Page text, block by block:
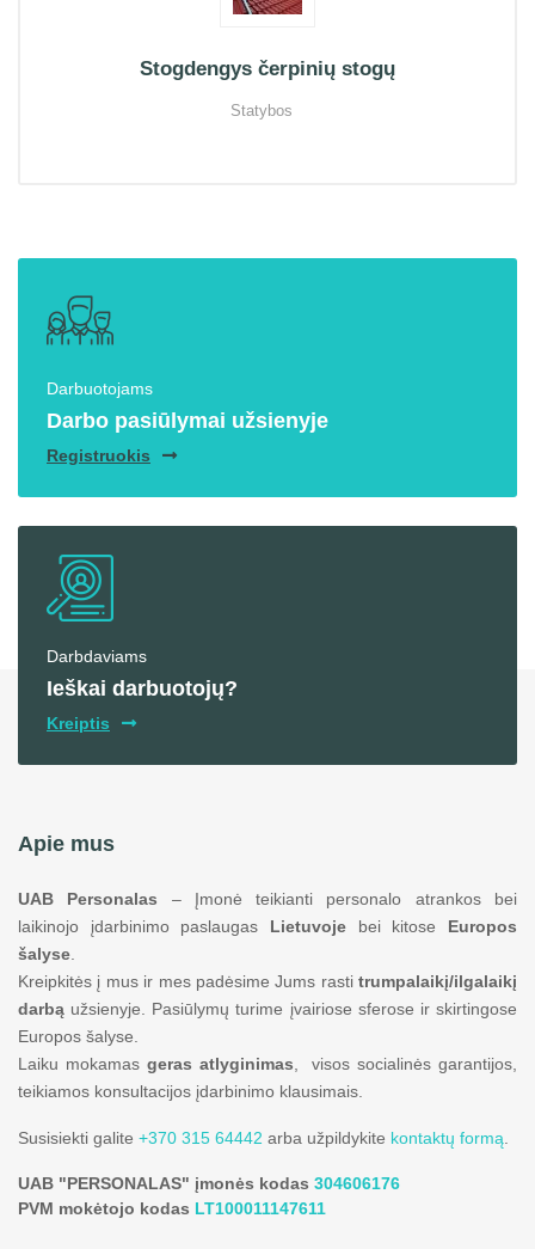
Stogdengys čerpinių stogų
Statybos
Darbuotojams
Darbo pasiūlymai užsienyje
Registruokis
Darbdaviams
Ieškai darbuotojų?
Kreiptis
Apie mus
UAB Personalas – Įmonė teikianti personalo atrankos bei
laikinojo įdarbinimo paslaugas Lietuvoje bei kitose Europos
šalyse.
Kreipkitės į mus ir mes padėsime Jums rasti trumpalaikį/ilgalaikį
darbą užsienyje. Pasiūlymų turime įvairiose sferose ir skirtingose
Europos šalyse.
Laiku mokamas geras atlyginimas, visos socialinės garantijos,
teikiamos konsultacijos įdarbinimo klausimais.
Susisiekti galite +370 315 64442 arba užpildykite kontaktų formą.
UAB "PERSONALAS" įmonės kodas 304606176
PVM mokėtojo kodas LT100011147611